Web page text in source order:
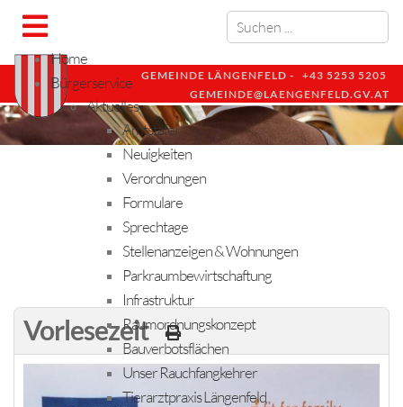
GEMEINDE LÄNGENFELD - +43 5253 5205
GEMEINDE@LAENGENFELD.GV.AT
Home
Bürgerservice
Aktuelles
Amtstafel
Neuigkeiten
Verordnungen
Formulare
Sprechtage
Stellenanzeigen & Wohnungen
Parkraumbewirtschaftung
Infrastruktur
Raumordnungskonzept
Bauverbotsflächen
Unser Rauchfangkehrer
Tierarztpraxis Längenfeld
Vorlesezeit